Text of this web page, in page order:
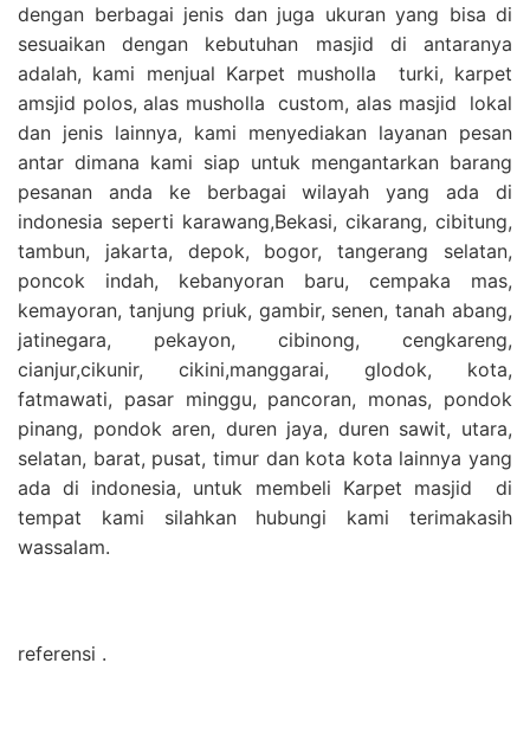
dengan berbagai jenis dan juga ukuran yang bisa di
sesuaikan dengan kebutuhan masjid di antaranya
adalah, kami menjual Karpet musholla turki, karpet
amsjid polos, alas musholla custom, alas masjid lokal
dan jenis lainnya, kami menyediakan layanan pesan
antar dimana kami siap untuk mengantarkan barang
pesanan anda ke berbagai wilayah yang ada di
indonesia seperti karawang,Bekasi, cikarang, cibitung,
tambun, jakarta, depok, bogor, tangerang selatan,
poncok indah, kebanyoran baru, cempaka mas,
kemayoran, tanjung priuk, gambir, senen, tanah abang,
jatinegara, pekayon, cibinong, cengkareng,
cianjur,cikunir, cikini,manggarai, glodok, kota,
fatmawati, pasar minggu, pancoran, monas, pondok
pinang, pondok aren, duren jaya, duren sawit, utara,
selatan, barat, pusat, timur dan kota kota lainnya yang
ada di indonesia, untuk membeli Karpet masjid di
tempat kami silahkan hubungi kami terimakasih
wassalam.
referensi .